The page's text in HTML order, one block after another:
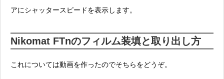
アにシャッタースピードを表示します。
Nikomat FTnのフィルム装填と取り出し方
これについては動画を作ったのでそちらをどうぞ。